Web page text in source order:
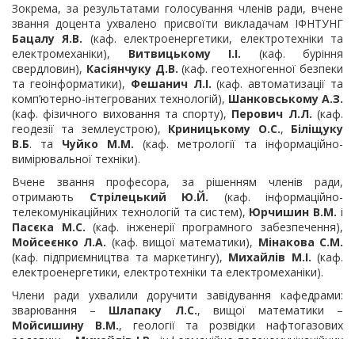
Зокрема, за результатами голосування членів ради, вчене
звання доцента ухвалено присвоїти викладачам ІФНТУНГ
Бацалу Я.В. (каф. електроенергетики, електротехніки та
електромеханіки), Витвицькому І.І. (каф. буріння
свердловин), Касіянчуку Д.В. (каф. геотехногенної безпеки
та геоінформатики), Фешанич Л.І. (каф. автоматизації та
комп’ютерно-інтегрованих технологій), Шанковському А.З.
(каф. фізичного виховання та спорту), Перович Л.Л.(каф.
геодезії та землеустрою), Криницькому О.С., Біліщуку
В.Б. та Чуйко М.М. (каф. метрології та інформаційно-
вимірювальної техніки).
Вчене звання професора, за рішенням членів ради,
отримають Стрілецький Ю.Й. (каф. інформаційно-
телекомунікаційних технологій та систем), Юрчишин В.М. і
Пасєка М.С. (каф. інженерії програмного забезпечення),
Мойсеєнко Л.А. (каф. вищої математики), Мінакова С.М.
(каф. підприємництва та маркетингу), Михайлів М.І. (каф.
електроенергетики, електротехніки та електромеханіки).
Члени ради ухвалили доручити завідування кафедрами:
зварювання – Шлапаку Л.С., вищої математики –
Мойсишину В.М., геології та розвідки нафтогазових